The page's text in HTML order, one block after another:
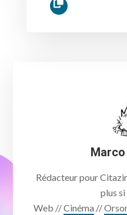
Rédacteur pour
plus
Web //Cinéma //